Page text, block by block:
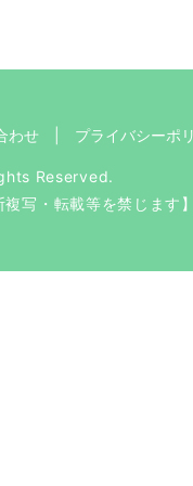
わせ プライバシーポ
Reserved.
写・転載等を禁じます】